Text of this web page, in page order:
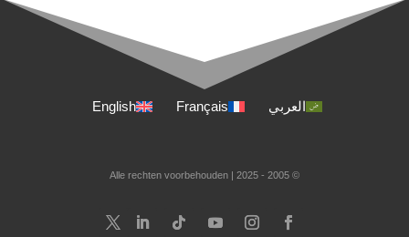
العربي Français
English
© 2005 - 2025 | Alle rechten voorbehouden